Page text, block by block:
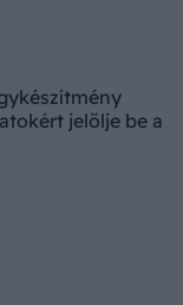
jelölje be a